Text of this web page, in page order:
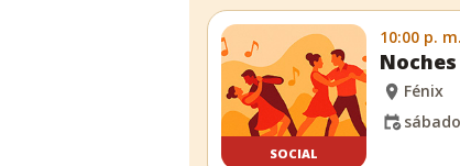
SOCIAL
10:00 p.
Fénix